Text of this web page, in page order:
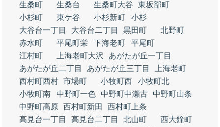
生桑町
生桑台 生桑町大谷
東坂部町
小杉町
東ケ谷 小杉新町
小杉
大谷台一丁目
大谷台二丁目 黒田町
北野町
赤水町
平尾町栄 下海老町
平尾町
江村町
上海老町大沢
あがたが丘一丁目
あがたが丘二丁目
あがたが丘三丁目
上海老町
西村町西村 市場町 小牧町西
小牧町北
小牧町南
中野町一色 中野町中瀬古
中野町山条
中野町高原 西村町新田
西村町上条
高見台一丁目
高見台二丁目 北山町
西大鐘町